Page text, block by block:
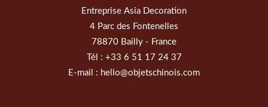
Entreprise Asia Decoration
4 Parc des Fontenelles
78870 Bailly - France
Tél : +33 6 51 17 24 37
E-mail : hello@objetschinois.com